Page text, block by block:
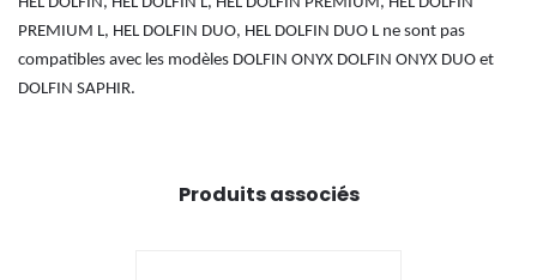
PREMIUM L, HEL DOLFIN DUO, HEL DOLFIN DUO L ne sont pas
compatibles avec les modèles DOLFIN ONYX DOLFIN ONYX DUO et
DOLFIN SAPHIR.
Produits associés